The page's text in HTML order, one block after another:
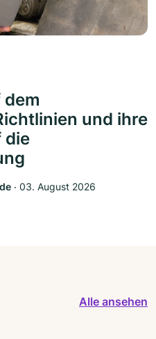
und ihre
die
‧ 03. August 2026
Alle ansehen